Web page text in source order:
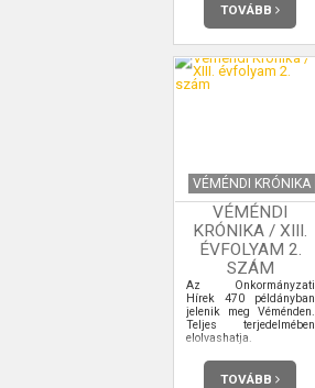
TOVÁBB
VÉMÉNDI KRÓNIKA
VÉMÉNDI
KRÓNIKA / XIII.
ÉVFOLYAM 2.
SZÁM
Az Önkormányzati
Hírek 470 példányban
jelenik meg Véménden.
Teljes terjedelmében
elolvashatja.
TOVÁBB